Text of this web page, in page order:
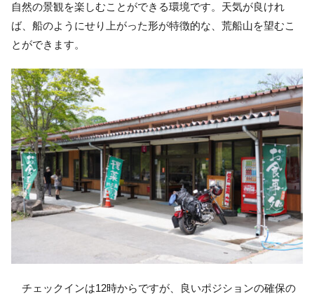
自然の景観を楽しむことができる環境です。天気が良けれ
ば、船のようにせり上がった形が特徴的な、荒船山を望むこ
とができます。
チェックインは12時からですが、良いポジションの確保の